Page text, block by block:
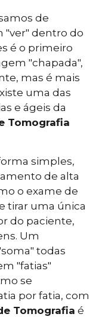
de
"ver" dentro do
é o primeiro
"chapada",
mas é mais
uma das
e ágeis da
Tomografia
simples,
de alta
o exame de
tirar uma única
do paciente,
Um
todas
"fatias"
se
por fatia, com
Tomografia é